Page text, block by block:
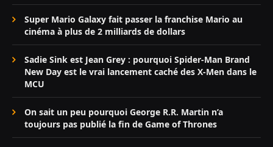
Super Mario Galaxy fait passer la franchise Mario au
cinéma à plus de 2 milliards de dollars
Sadie Sink est Jean Grey : pourquoi Spider-Man Brand
New Day est le vrai lancement caché des X-Men dans le
MCU
On sait un peu pourquoi George R.R. Martin n’a
toujours pas publié la fin de Game of Thrones